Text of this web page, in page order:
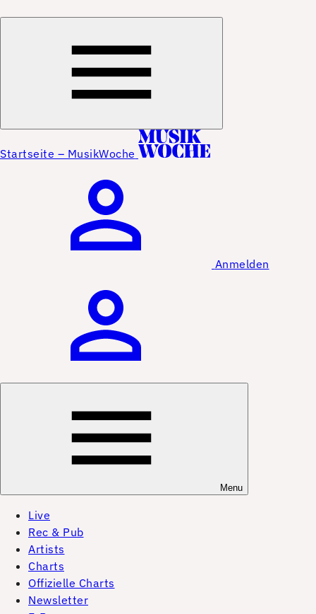
Startseite – MusikWoche
Anmelden
Menu
Live
Rec & Pub
Artists
Charts
Offizielle Charts
Newsletter